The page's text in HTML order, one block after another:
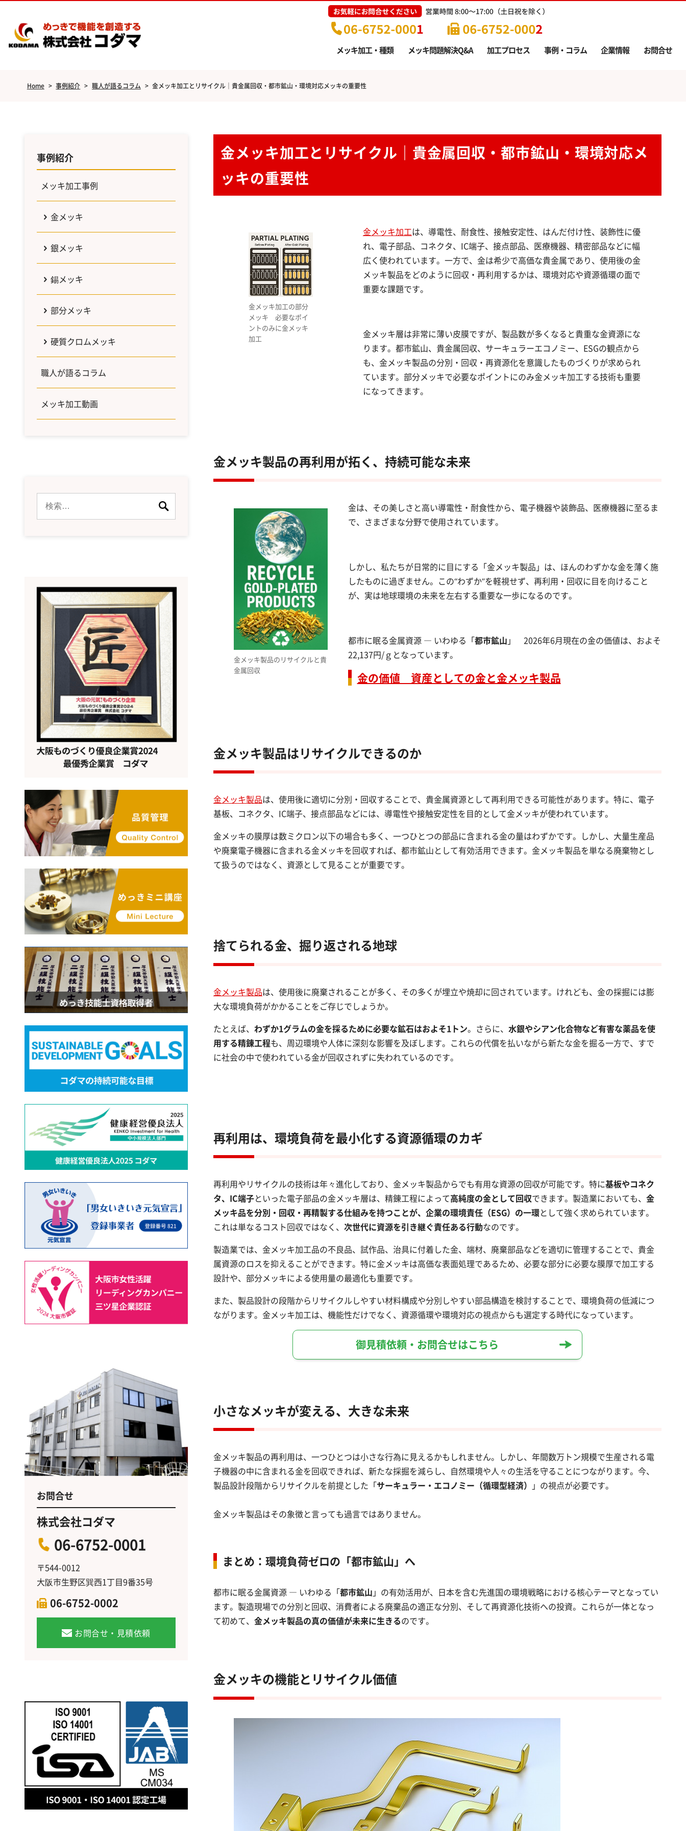
メッキ加工・種類 メッキ問題解決Q&A 加工プロセス 事例・コラム 企業情報 お問合せ
Home > 事例紹介 > 職人が語るコラム > 金メッキ加工とリサイクル｜貴金属回収・都市鉱山・環境対応メッキの重要性
金メッキ加工とリサイクル｜貴金属回収・都市鉱山・環境対応メ
ッキの重要性
金メッキ加工の部分
メッキ 必要なポイ
ントのみに金メッキ
加工
金メッキ加工は、導電性、耐食性、接触安定性、はんだ付け性、装飾性に優
れ、電子部品、コネクタ、IC端子、接点部品、医療機器、精密部品などに幅
広く使われています。一方で、金は希少で高価な貴金属であり、使用後の金
メッキ製品をどのように回収・再利用するかは、環境対応や資源循環の面で
重要な課題です。
金メッキ層は非常に薄い皮膜ですが、製品数が多くなると貴重な金資源にな
ります。都市鉱山、貴金属回収、サーキュラーエコノミー、ESGの観点から
も、金メッキ製品の分別・回収・再資源化を意識したものづくりが求められ
ています。部分メッキで必要なポイントにのみ金メッキ加工する技術も重要
になってきます。
金メッキ製品の再利用が拓く、持続可能な未来
金メッキ製品のリサイクルと貴
金属回収
金は、その美しさと高い導電性・耐食性から、電子機器や装飾品、医療機器に至るま
で、さまざまな分野で使用されています。
しかし、私たちが日常的に目にする「金メッキ製品」は、ほんのわずかな金を薄く施
したものに過ぎません。この“わずか”を軽視せず、再利用・回収に目を向けること
が、実は地球環境の未来を左右する重要な一歩になるのです。
都市に眠る金属資源 ― いわゆる「都市鉱山 」 2026年6月現在の金の価値は、およそ
22,137円/ｇとなっています。
金の価値 資産としての金と金メッキ製品
金メッキ製品はリサイクルできるのか
金メッキ製品は、使用後に適切に分別・回収することで、貴金属資源として再利用できる可能性があります。特に、電子
基板、コネクタ、IC端子、接点部品などには、導電性や接触安定性を目的として金メッキが使われています。
金メッキの膜厚は数ミクロン以下の場合も多く、一つひとつの部品に含まれる金の量はわずかです。しかし、大量生産品
や廃棄電子機器に含まれる金メッキを回収すれば、都市鉱山として有効活用できます。金メッキ製品を単なる廃棄物とし
て扱うのではなく、資源として見ることが重要です。
捨てられる金、掘り返される地球
金メッキ製品は、使用後に廃棄されることが多く、その多くが埋立や焼却に回されています。けれども、金の採掘には膨
大な環境負荷がかかることをご存じでしょうか。
たとえば、 わずか1グラムの金を採るために必要な鉱石はおよそ1トン。さらに、 水銀やシアン化合物など有害な薬品を使
用する精錬工程も、周辺環境や人体に深刻な影響を及ぼします。これらの代償を払いながら新たな金を掘る一方で、すで
に社会の中で使われている金が回収されずに失われているのです。
再利用は、環境負荷を最小化する資源循環のカギ
再利用やリサイクルの技術は年々進化しており、金メッキ製品からでも有用な資源の回収が可能です。特に基板やコネク
タ、IC端子といった電子部品の金メッキ層は、精錬工程によって高純度の金として回収できます。製造業においても、 金
メッキ品を分別・回収・再精製する仕組みを持つことが、企業の環境責任（ESG）の一環として強く求められています。
これは単なるコスト回収ではなく、 次世代に資源を引き継ぐ責任ある行動なのです。
製造業では、金メッキ加工品の不良品、試作品、治具に付着した金、端材、廃棄部品などを適切に管理することで、貴金
属資源のロスを抑えることができます。特に金メッキは高価な表面処理であるため、必要な部分に必要な膜厚で加工する
設計や、部分メッキによる使用量の最適化も重要です。
また、製品設計の段階からリサイクルしやすい材料構成や分別しやすい部品構造を検討することで、環境負荷の低減につ
ながります。金メッキ加工は、機能性だけでなく、資源循環や環境対応の視点からも選定する時代になっています。
御見積依頼・お問合せはこちら
小さなメッキが変える、大きな未来
金メッキ製品の再利用は、一つひとつは小さな行為に見えるかもしれません。しかし、年間数万トン規模で生産される電
子機器の中に含まれる金を回収できれば、新たな採掘を減らし、自然環境や人々の生活を守ることにつながります。今、
製品設計段階からリサイクルを前提とした「サーキュラー・エコノミー（循環型経済） 」の視点が必要です。
金メッキ製品はその象徴と言っても過言ではありません。
まとめ：環境負荷ゼロの「都市鉱山」へ
都市に眠る金属資源 ― いわゆる「都市鉱山 」の有効活用が、日本を含む先進国の環境戦略における核心テーマとなってい
ます。製造現場での分別と回収、消費者による廃棄品の適正な分別、そして再資源化技術への投資。これらが一体となっ
て初めて、 金メッキ製品の真の価値が未来に生きるのです。
金メッキの機能とリサイクル価値
事例紹介
メッキ加工事例
金メッキ
銀メッキ
錫メッキ
部分メッキ
硬質クロムメッキ
職人が語るコラム
メッキ加工動画
索:
お問合せ
株式会社コダマ
06-6752-0001
〒544-0012
大阪市生野区巽西1丁目9番35号
06-6752-0002
お問合せ・見積依頼